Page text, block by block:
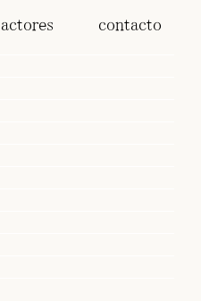
actores contacto